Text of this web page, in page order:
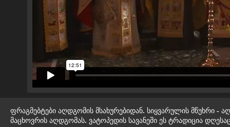
ფრაგმებტები აღდგომის მსახურებიდან. სიყვარულის მწუხრი -
მაცხოვრის აღდგომას. ვატოპედის სავანეში ეს ტრადიცია